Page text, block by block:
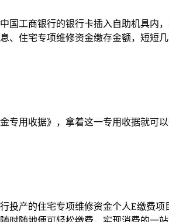
国工商银行的银行卡插入自助机具内
、住宅专项维修资金缴存金额，短短几
用收据》，拿着这一专用收据就可以
投产的住宅专项维修资金个人E缴费